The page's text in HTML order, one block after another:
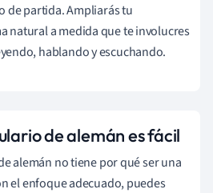
de partida. Ampliarás tu
natural a medida que te involucres
hablando y escuchando.
de alemán es fácil
alemán no tiene por qué ser una
el enfoque adecuado, puedes